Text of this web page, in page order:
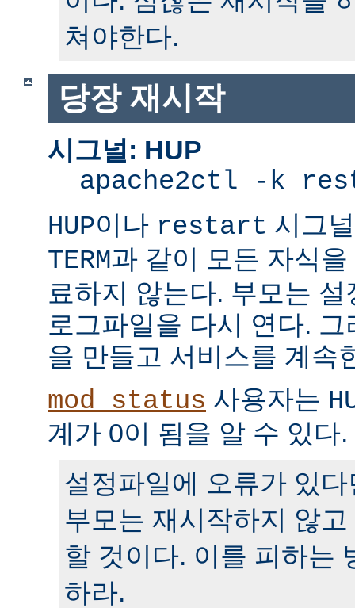
쳐야한다.
당장 재시작
시그널: HUP
apache2ctl -k
HUP이나 restart 시그
TERM과 같이 모든 자식
료하지 않는다. 부모는
로그파일을 다시 연다.
을 만들고 서비스를 계속
mod_status 사용자는
계가 0이 됨을 알 수 있다.
설정파일에 오류가 있
부모는 재시작하지 않
할 것이다. 이를 피하는
하라.